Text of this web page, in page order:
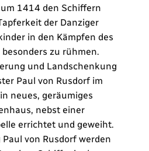
1414 den Schiffern
der Danziger
in den Kämpfen des
zu rühmen.
und Landschenkung
Paul von Rusdorf im
neues, geräumiges
nebst einer
errichtet und geweiht.
von Rusdorf werden